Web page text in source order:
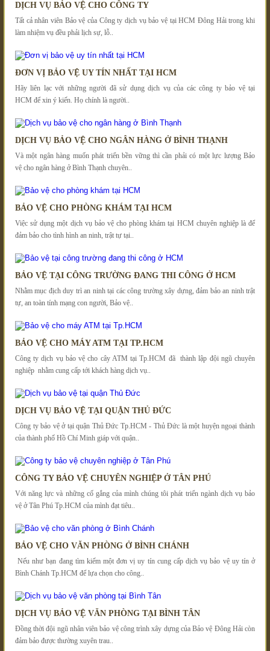
DỊCH VỤ BẢO VỆ CHO CÔNG TY
Tất cả nhân viên Bảo vệ của Công ty dịch vụ bảo vệ tại HCM Đông Hải trong khi
làm nhiệm vụ đều phải lịch sự, lỗ..
ĐƠN VỊ BẢO VỆ UY TÍN NHẤT TẠI HCM
Hãy liên lạc với những người đã sử dụng dịch vụ của các công ty bảo vệ tại
HCM để xin ý kiến. Họ chính là người..
DỊCH VỤ BẢO VỆ CHO NGÂN HÀNG Ở BÌNH THẠNH
Và một ngân hàng muốn phát triển bền vững thì cần phải có một lực lượng Bảo
vệ cho ngân hàng ở Bình Thạnh chuyên..
BẢO VỆ CHO PHÒNG KHÁM TẠI HCM
Việc sử dụng một dịch vụ bảo vệ cho phòng khám tại HCM chuyên nghiệp là để
đảm bảo cho tình hình an ninh, trật tự tại..
BẢO VỆ TẠI CÔNG TRƯỜNG ĐANG THI CÔNG Ở HCM
Nhằm mục địch duy trì an ninh tại các công trường xây dựng, đảm bảo an ninh trật
tự, an toàn tính mạng con người, Bảo vệ..
BẢO VỆ CHO MÁY ATM TẠI TP.HCM
Công ty dịch vụ bảo vệ cho cây ATM tại Tp.HCM đã thành lập đội ngũ chuyên
nghiệp nhằm cung cấp tới khách hàng dịch vụ..
DỊCH VỤ BẢO VỆ TẠI QUẬN THỦ ĐỨC
Công ty bảo vệ ở tại quận Thủ Đức Tp.HCM - Thủ Đức là một huyện ngoại thành
của thành phố Hồ Chí Minh giáp với quận..
CÔNG TY BẢO VỆ CHUYÊN NGHIỆP Ở TÂN PHÚ
Với năng lực và những cố gắng của mình chúng tôi phát triển ngành dịch vụ bảo
vệ ở Tân Phú Tp.HCM của mình đạt tiêu..
BẢO VỆ CHO VĂN PHÒNG Ở BÌNH CHÁNH
Nếu như bạn đang tìm kiếm một đơn vị uy tín cung cấp dịch vụ bảo vệ uy tín ở
Bình Chánh Tp.HCM để lựa chọn cho công..
DỊCH VỤ BẢO VỆ VĂN PHÒNG TẠI BÌNH TÂN
Đồng thời đội ngũ nhân viên bảo vệ công trình xây dựng của Bảo vệ Đông Hải còn
đảm bảo được thường xuyên trau..